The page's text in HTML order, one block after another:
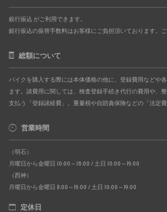
銀行振込 がご利用できます。
銀行振込の振替手数料はお客様にご負担頂いております。ご
総額について
バイクを購入する際には本体価格の他に、登録費用などや
ます。諸費用に関しては、検査登録手続き代行の費用や、
支払う「登録諸経費」。重量税や自賠責保険などの「法定費
営業時間
（明石）
月曜日から金曜日 10:00～18:00 / 土日 10:00～19:00
（西神）
月曜日から金曜日 11:00～19:00 / 土日 10:00～19:00
定休日